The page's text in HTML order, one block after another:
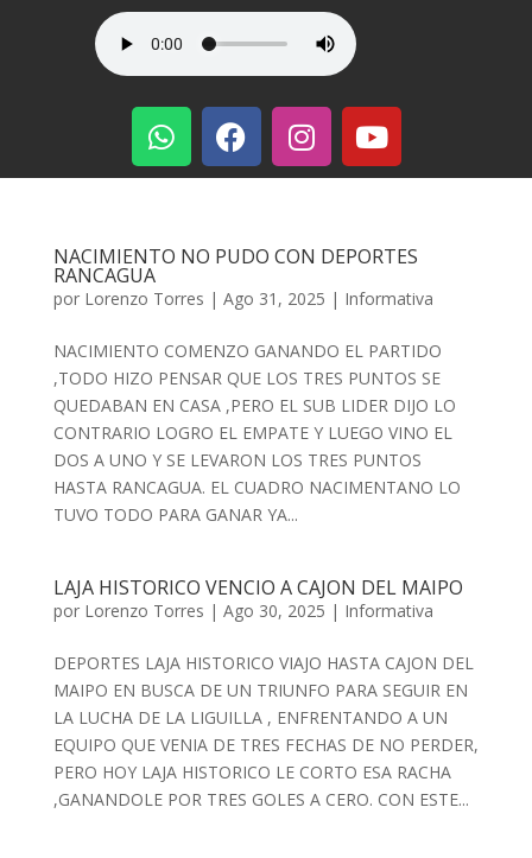
NACIMIENTO NO PUDO CON DEPORTES
RANCAGUA
por Lorenzo Torres | Ago 31, 2025 | Informativa
NACIMIENTO COMENZO GANANDO EL PARTIDO
,TODO HIZO PENSAR QUE LOS TRES PUNTOS SE
QUEDABAN EN CASA ,PERO EL SUB LIDER DIJO LO
CONTRARIO LOGRO EL EMPATE Y LUEGO VINO EL
DOS A UNO Y SE LEVARON LOS TRES PUNTOS
HASTA RANCAGUA. EL CUADRO NACIMENTANO LO
TUVO TODO PARA GANAR YA...
LAJA HISTORICO VENCIO A CAJON DEL MAIPO
por Lorenzo Torres | Ago 30, 2025 | Informativa
DEPORTES LAJA HISTORICO VIAJO HASTA CAJON DEL
MAIPO EN BUSCA DE UN TRIUNFO PARA SEGUIR EN
LA LUCHA DE LA LIGUILLA , ENFRENTANDO A UN
EQUIPO QUE VENIA DE TRES FECHAS DE NO PERDER,
PERO HOY LAJA HISTORICO LE CORTO ESA RACHA
,GANANDOLE POR TRES GOLES A CERO. CON ESTE...